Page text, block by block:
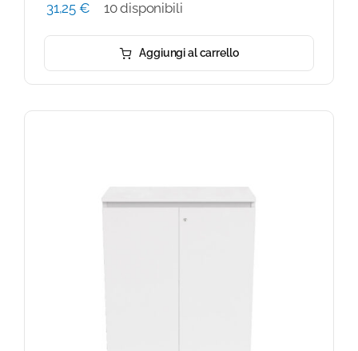
31,25 € 10 disponibili
Aggiungi al carrello